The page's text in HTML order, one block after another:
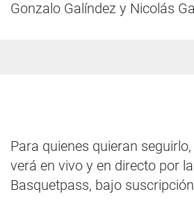
Gonzalo Galíndez y Nicolás
Para quienes quieran
verá en vivo y en directo por
Basquetpass, bajo